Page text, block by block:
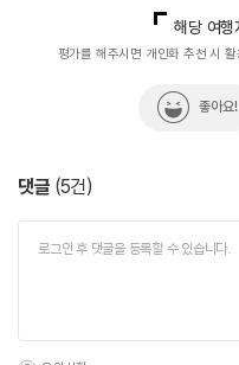
해당 여행
평가를 해주시면 개인화 추천 시
좋아요!
댓글 (5건)